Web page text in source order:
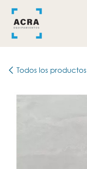
Todos los productos